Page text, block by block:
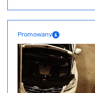
Promowany